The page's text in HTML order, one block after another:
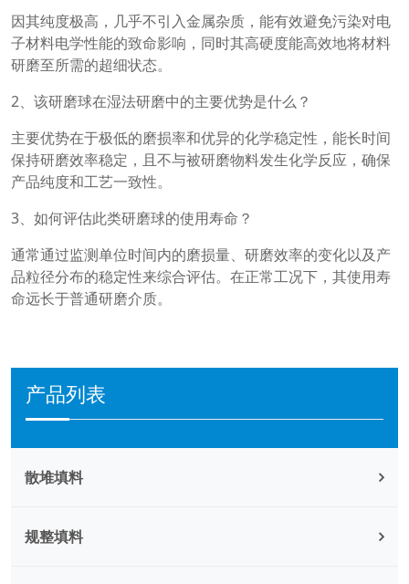
产品列表
散堆填料
规整填料
因其纯度极高，几乎不引入金属杂质，能有效避免污染对电
子材料电学性能的致命影响，同时其高硬度能高效地将材料
研磨至所需的超细状态。
2、该研磨球在湿法研磨中的主要优势是什么？
主要优势在于极低的磨损率和优异的化学稳定性，能长时间
保持研磨效率稳定，且不与被研磨物料发生化学反应，确保
产品纯度和工艺一致性。
3、如何评估此类研磨球的使用寿命？
通常通过监测单位时间内的磨损量、研磨效率的变化以及产
品粒径分布的稳定性来综合评估。在正常工况下，其使用寿
命远长于普通研磨介质。